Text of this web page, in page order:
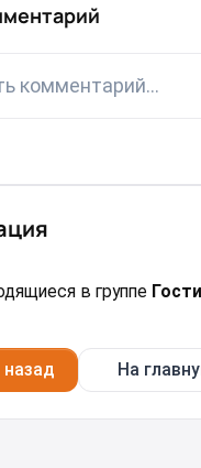
комментарий...
в группе Гости
назад На